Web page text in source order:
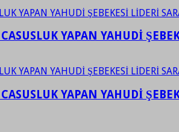
YAPAN YAHUDİ
YAPAN YAHUDİ